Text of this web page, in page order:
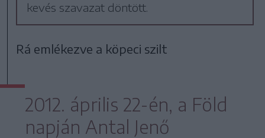
kevés szavazat döntött.
Rá emlékezve a köpeci szilt
2012. április 22-én, a Föld
napján Antal Jenő